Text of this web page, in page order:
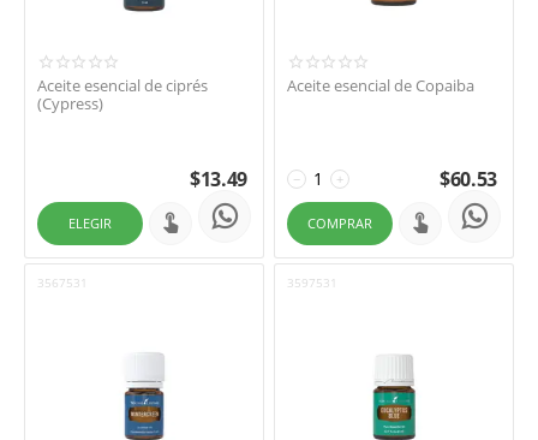
Aceite esencial de ciprés
(Cypress)
$13.49
ELEGIR
Aceite esencial de Copaiba
+
− $60.53
COMPRAR
3567531 3597531